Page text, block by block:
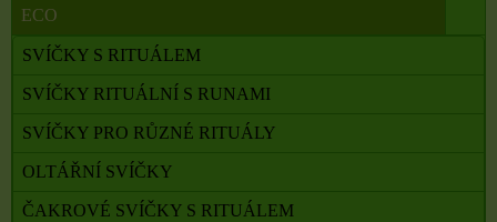
ECO
SVÍČKY S RITUÁLEM
SVÍČKY RITUÁLNÍ S RUNAMI
SVÍČKY PRO RŮZNÉ RITUÁLY
OLTÁŘNÍ SVÍČKY
ČAKROVÉ SVÍČKY S RITUÁLEM